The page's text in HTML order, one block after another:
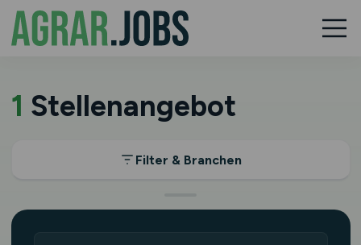
1 Stellenangebot
Filter & Branchen